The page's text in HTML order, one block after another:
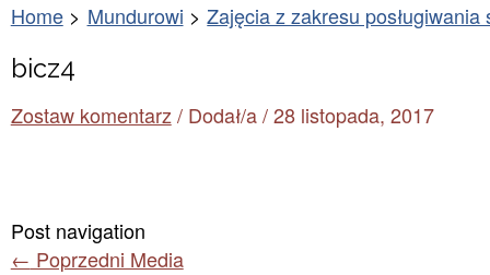
Home Mundurowi Zajęcia z zakresu posługiwania
bicz4
Zostaw komentarz / Dodał/a /28 listopada, 2017
Post navigation
← Poprzedni Media